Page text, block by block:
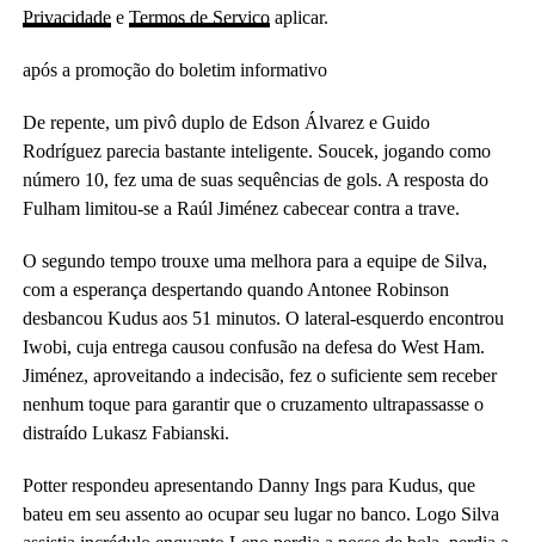
Privacidadee Termos de Serviçoaplicar.
após a promoção do boletim informativo
De repente, um pivô duplo de Edson Álvarez e Guido
Rodríguez parecia bastante inteligente. Soucek, jogando como
número 10, fez uma de suas sequências de gols. A resposta do
Fulham limitou-se a Raúl Jiménez cabecear contra a trave.
O segundo tempo trouxe uma melhora para a equipe de Silva,
com a esperança despertando quando Antonee Robinson
desbancou Kudus aos 51 minutos. O lateral-esquerdo encontrou
Iwobi, cuja entrega causou confusão na defesa do West Ham.
Jiménez, aproveitando a indecisão, fez o suficiente sem receber
nenhum toque para garantir que o cruzamento ultrapassasse o
distraído Lukasz Fabianski.
Potter respondeu apresentando Danny Ings para Kudus, que
bateu em seu assento ao ocupar seu lugar no banco. Logo Silva